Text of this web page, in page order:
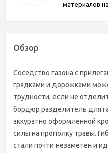
материалов
Обзор
Соседство газона с
грядками и дорожками
трудности, если не
бордюр разделитель для
аккуратно оформленной
силы на прополку травы.
стали почти незаметен и